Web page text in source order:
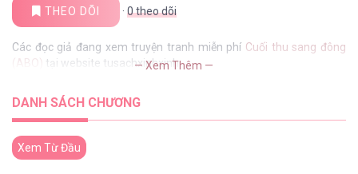
THEO DÕI · 0theo dõi
Các đọc giả đang xem truyện tranh miễn phí Cuối thu sang đông
(ABO)
tại website tusachxinhxinh
— Xem Thêm —
DANH SÁCH CHƯƠNG
Xem Từ Đầu